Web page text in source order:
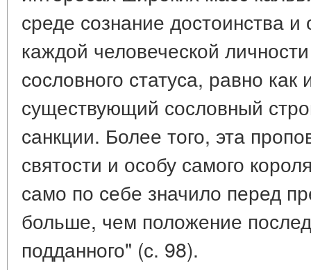
среде сознание достоинства
каждой человеческой
сословного статуса, равно как
существующий сословный
санкции. Более того, эта
святости и особу самого
само по себе значило перед
больше, чем положение
подданного" (с. 98).